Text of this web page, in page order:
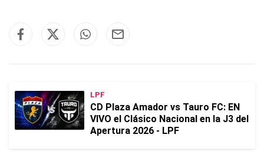
LPF
CD Plaza Amador vs Tauro FC: EN
VIVO el Clásico Nacional en la J3 del
Apertura 2026 - LPF